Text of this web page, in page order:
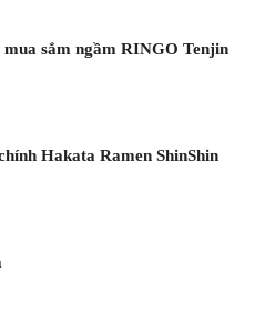
sắm ngầm RINGO Tenjin
Hakata Ramen ShinShin